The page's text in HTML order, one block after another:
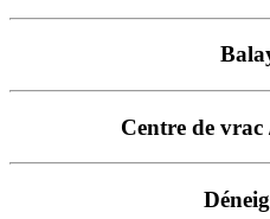
Centre de